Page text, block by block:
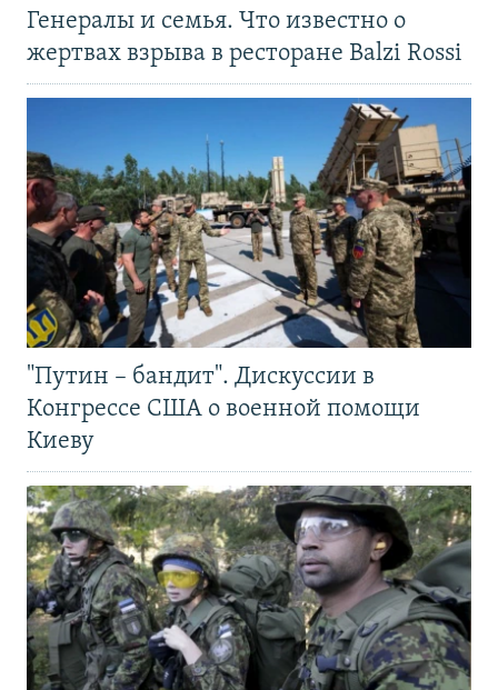
Генералы и семья. Что известно о
жертвах взрыва в ресторане Balzi Rossi
"Путин – бандит". Дискуссии в
Конгрессе США о военной помощи
Киеву